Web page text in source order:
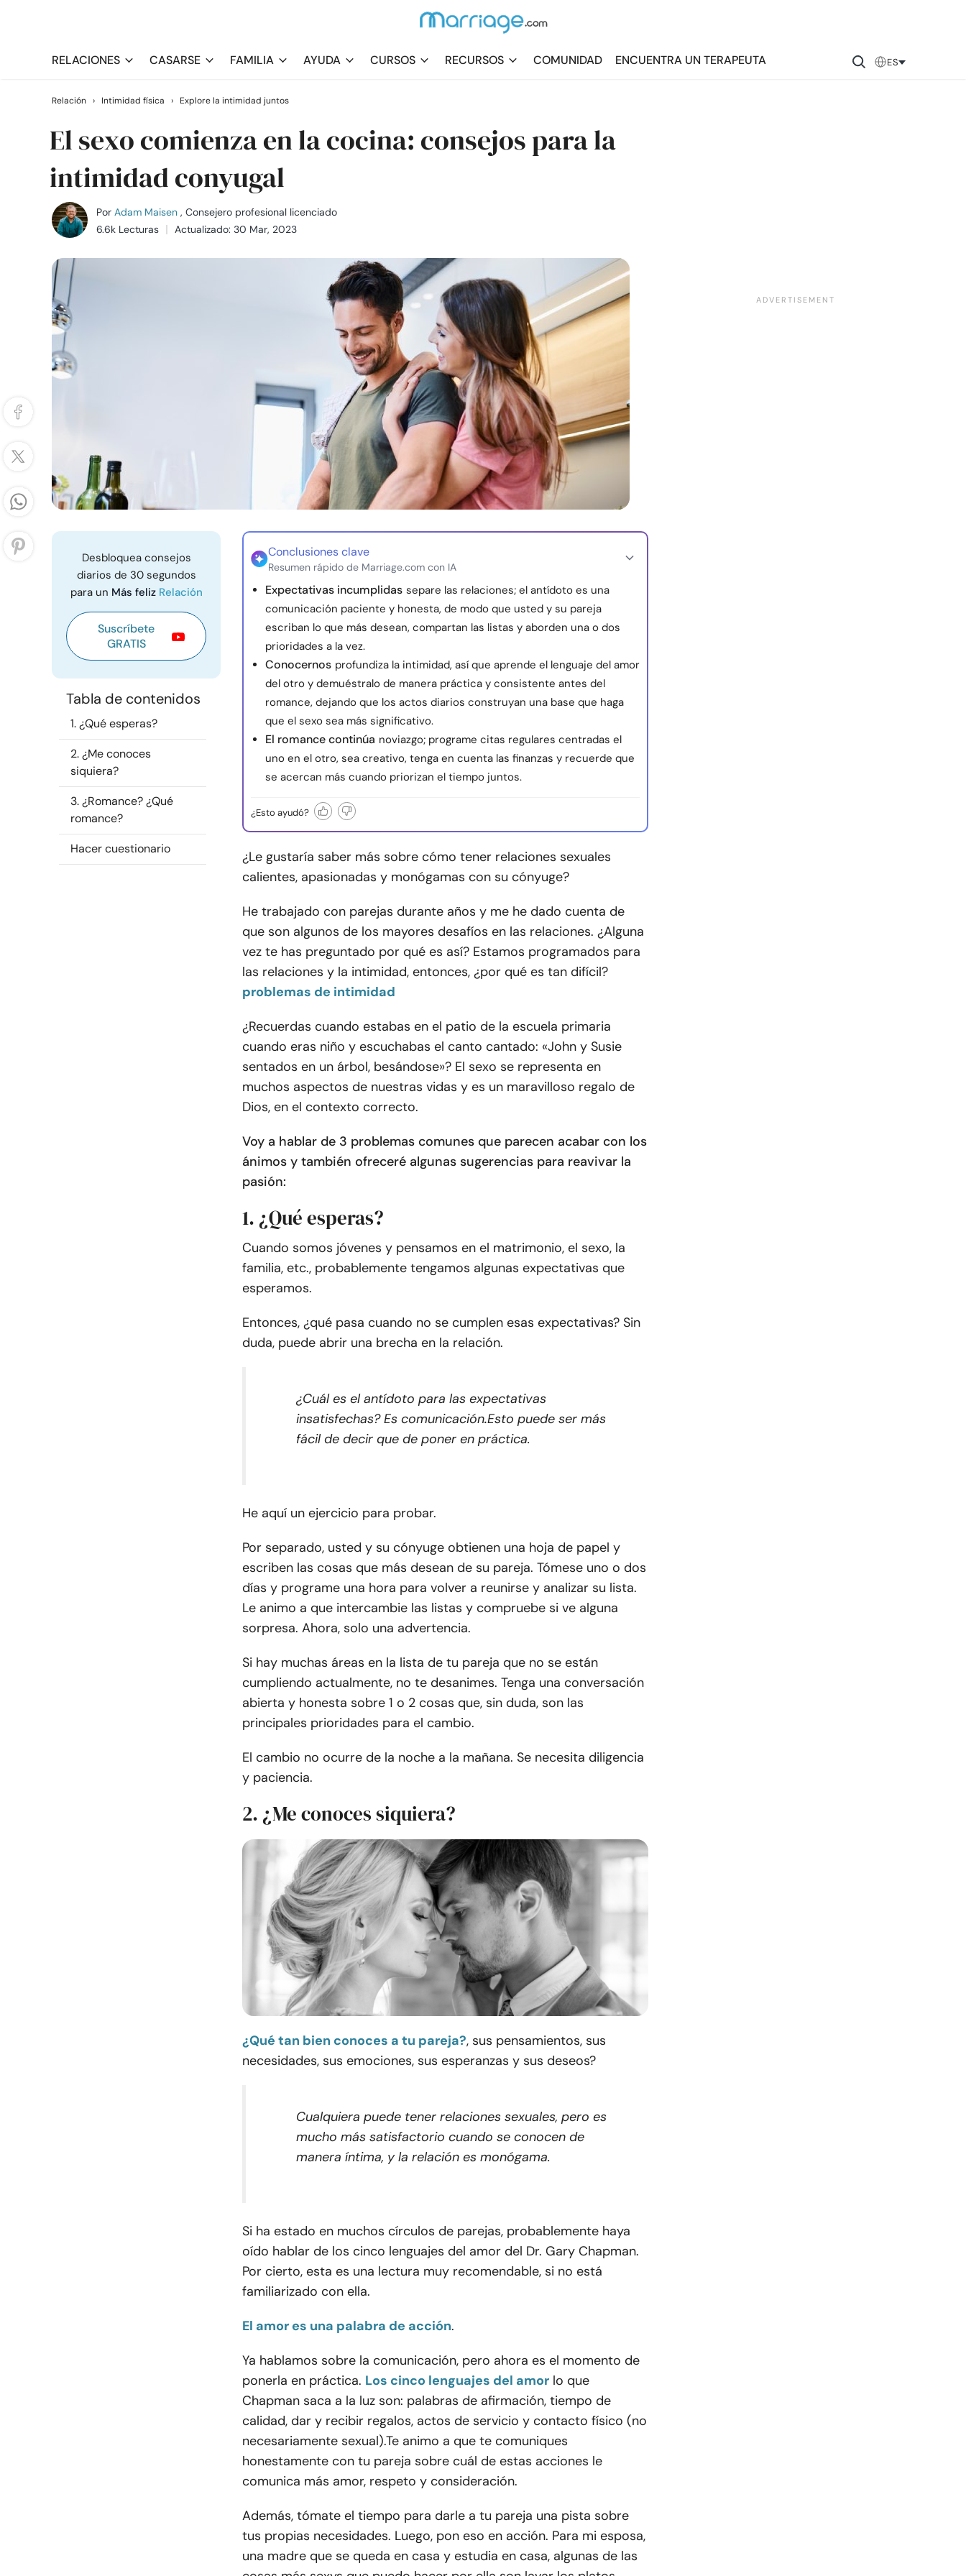
RELACIONES CASARSE FAMILIA AYUDA CURSOS RECURSOS COMUNIDAD ENCUENTRA UN TERAPEUTA ES
Relación › Intimidad física › Explore la intimidad juntos
El sexo comienza en la cocina: consejos para la
intimidad conyugal
Por Adam Maisen , Consejero profesional licenciado
6.6k Lecturas
Actualizado: 30 Mar, 2023
Desbloquea consejos
diarios de 30 segundos
para un Más feliz Relación
Suscríbete
GRATIS
Tabla de contenidos
1. ¿Qué esperas?
2. ¿Me conoces
siquiera?
3. ¿Romance? ¿Qué
romance?
Hacer cuestionario
Conclusiones clave
Resumen rápido de Marriage.com con IA
Expectativas incumplidas separe las relaciones; el antídoto es una
comunicación paciente y honesta, de modo que usted y su pareja
escriban lo que más desean, compartan las listas y aborden una o dos
prioridades a la vez.
Conocernos profundiza la intimidad, así que aprende el lenguaje del amor
del otro y demuéstralo de manera práctica y consistente antes del
romance, dejando que los actos diarios construyan una base que haga
que el sexo sea más significativo.
El romance continúa noviazgo; programe citas regulares centradas el
uno en el otro, sea creativo, tenga en cuenta las finanzas y recuerde que
se acercan más cuando priorizan el tiempo juntos.
¿Esto ayudó?
¿Le gustaría saber más sobre cómo tener relaciones sexuales
calientes, apasionadas y monógamas con su cónyuge?
He trabajado con parejas durante años y me he dado cuenta de
que son algunos de los mayores desafíos en las relaciones. ¿Alguna
vez te has preguntado por qué es así? Estamos programados para
las relaciones y la intimidad, entonces, ¿por qué es tan difícil?
problemas de intimidad
¿Recuerdas cuando estabas en el patio de la escuela primaria
cuando eras niño y escuchabas el canto cantado: «John y Susie
sentados en un árbol, besándose»? El sexo se representa en
muchos aspectos de nuestras vidas y es un maravilloso regalo de
Dios, en el contexto correcto.
Voy a hablar de 3 problemas comunes que parecen acabar con los
ánimos y también ofreceré algunas sugerencias para reavivar la
pasión:
1. ¿Qué esperas?
Cuando somos jóvenes y pensamos en el matrimonio, el sexo, la
familia, etc., probablemente tengamos algunas expectativas que
esperamos.
Entonces, ¿qué pasa cuando no se cumplen esas expectativas? Sin
duda, puede abrir una brecha en la relación.
¿Cuál es el antídoto para las expectativas
insatisfechas? Es comunicación.Esto puede ser más
fácil de decir que de poner en práctica.
He aquí un ejercicio para probar.
Por separado, usted y su cónyuge obtienen una hoja de papel y
escriben las cosas que más desean de su pareja. Tómese uno o dos
días y programe una hora para volver a reunirse y analizar su lista.
Le animo a que intercambie las listas y compruebe si ve alguna
sorpresa. Ahora, solo una advertencia.
Si hay muchas áreas en la lista de tu pareja que no se están
cumpliendo actualmente, no te desanimes. Tenga una conversación
abierta y honesta sobre 1 o 2 cosas que, sin duda, son las
principales prioridades para el cambio.
El cambio no ocurre de la noche a la mañana. Se necesita diligencia
y paciencia.
2. ¿Me conoces siquiera?
¿Qué tan bien conoces a tu pareja?, sus pensamientos, sus
necesidades, sus emociones, sus esperanzas y sus deseos?
Cualquiera puede tener relaciones sexuales, pero es
mucho más satisfactorio cuando se conocen de
manera íntima, y la relación es monógama.
Si ha estado en muchos círculos de parejas, probablemente haya
oído hablar de los cinco lenguajes del amor del Dr. Gary Chapman.
Por cierto, esta es una lectura muy recomendable, si no está
familiarizado con ella.
El amor es una palabra de acción.
Ya hablamos sobre la comunicación, pero ahora es el momento de
ponerla en práctica. Los cinco lenguajes del amor lo que
Chapman saca a la luz son: palabras de afirmación, tiempo de
calidad, dar y recibir regalos, actos de servicio y contacto físico (no
necesariamente sexual).Te animo a que te comuniques
honestamente con tu pareja sobre cuál de estas acciones le
comunica más amor, respeto y consideración.
Además, tómate el tiempo para darle a tu pareja una pista sobre
tus propias necesidades. Luego, pon eso en acción. Para mi esposa,
una madre que se queda en casa y estudia en casa, algunas de las